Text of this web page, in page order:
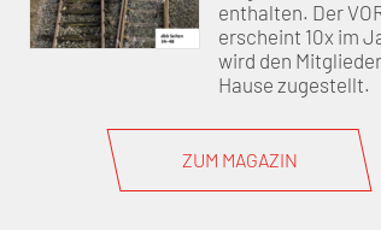
enthalten. Der
erscheint 10x im
wird den
Hause zugestellt.
ZUM MAGAZIN